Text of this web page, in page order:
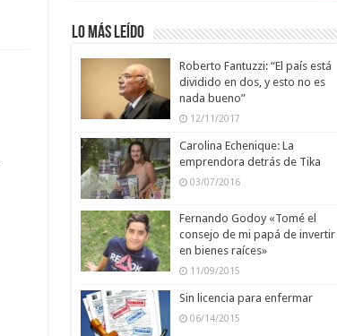
Lo más leído
Roberto Fantuzzi: “El país está
dividido en dos, y esto no es
nada bueno”
12/11/2017
Carolina Echenique: La
emprendora detrás de Tika
03/07/2016
Fernando Godoy «Tomé el
consejo de mi papá de invertir
en bienes raíces»
11/09/2015
Sin licencia para enfermar
06/14/2015